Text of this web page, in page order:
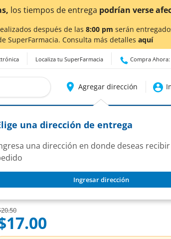
afectados.
después de las 8:00 pm serán
SuperFarmacia. Consulta más detalles aquí
Localiza tu SuperFarmacia Compra Ahora:
Agregar dirección
una dirección de entrega
una dirección en donde deseas
Ingresar dirección
Heineken 0.0 Alcohol, 355
reduced from
to